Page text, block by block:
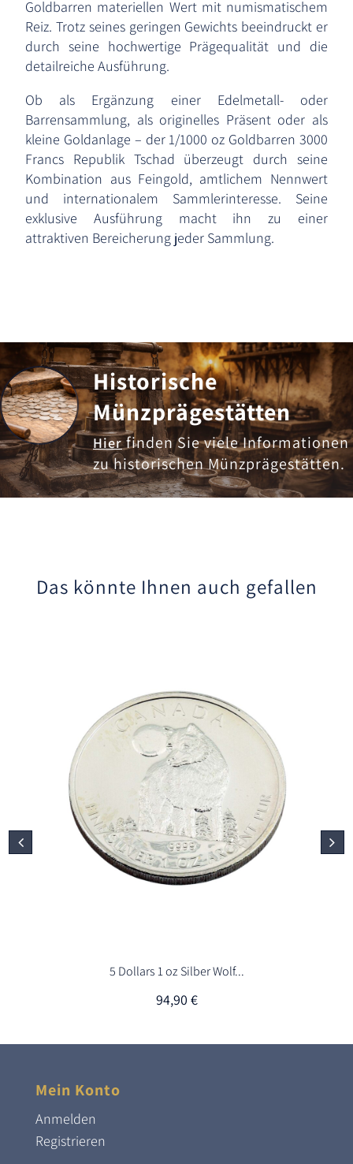
Goldbarren materiellen Wert mit numismatischem
Reiz. Trotz seines geringen Gewichts beeindruckt er
durch seine hochwertige Prägequalität und die
detailreiche Ausführung.
Ob als Ergänzung einer Edelmetall- oder
Barrensammlung, als originelles Präsent oder als
kleine Goldanlage – der 1/1000 oz Goldbarren 3000
Francs Republik Tschad überzeugt durch seine
Kombination aus Feingold, amtlichem Nennwert
und internationalem Sammlerinteresse. Seine
exklusive Ausführung macht ihn zu einer
attraktiven Bereicherung jeder Sammlung.
Historische
Münzprägestätten
Hierfinden Sie viele Informationen
zu historischen Münzprägestätten.
Das könnte Ihnen auch gefallen
5 Dollars 1 oz Silber Wolf...
94,90 €
Mein Konto
Anmelden
Registrieren